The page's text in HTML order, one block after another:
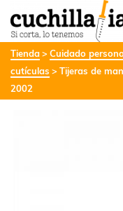
Tienda Cuidado
cutículas
Tijeras de
2002